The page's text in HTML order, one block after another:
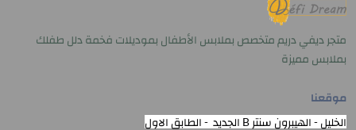
متجر ديفي دريم متخصص بملابس الأطفال بموديلات فخمة دلل طفلك
بملابس مميزة
موقعنا
الخليل - الهيبرون سنتر B الجديد - الطابق الاول